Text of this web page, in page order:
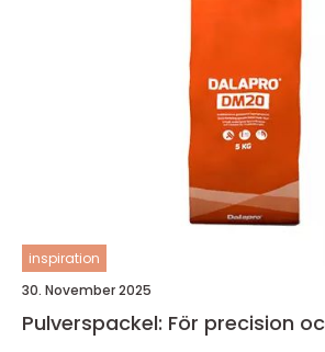
inspiration
30. November 2025
Pulverspackel: För precision